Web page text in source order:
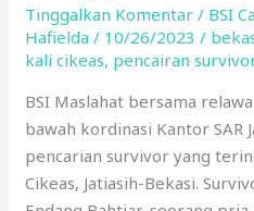
Tinggalkan Komentar / BSI
Hafielda/ 10/26/2023/
kali cikeas, pencairan
BSI Maslahat bersama
bawah kordinasi Kantor SAR
pencarian survivor yang
Cikeas, Jatiasih-Bekasi.